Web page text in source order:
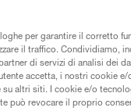
scelta del
per garantire il corretto
il traffico. Condividiamo,
di servizi di analisi dei
accetta, i nostri cookie
su altri siti. I cookie e/o
può revocare il proprio